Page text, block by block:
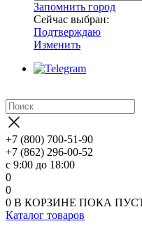
Запомнить город
Сейчас выбран:
Подтверждаю
Изменить
+7 (800) 700-51-90
+7 (862) 296-00-52
с 9:00 до 18:00
0
0
0 В КОРЗИНЕ ПОКА
Каталог товаров